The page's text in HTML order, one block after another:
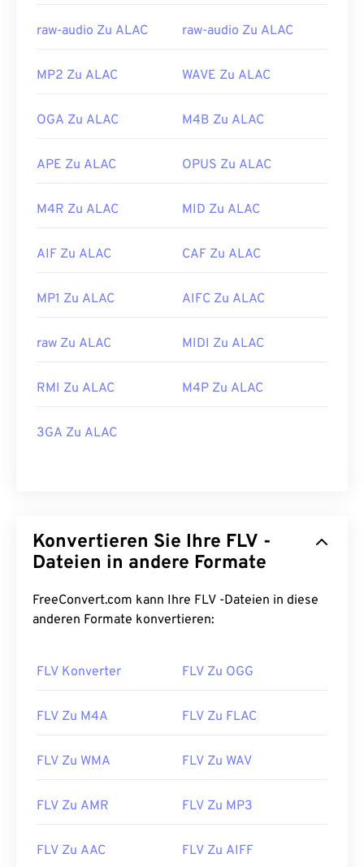
raw-audio Zu ALAC raw-audio Zu ALAC
MP2 Zu ALAC WAVE Zu ALAC
OGA Zu ALAC M4B Zu ALAC
APE Zu ALAC OPUS Zu ALAC
M4R Zu ALAC MID Zu ALAC
AIF Zu ALAC CAF Zu ALAC
MP1 Zu ALAC AIFC Zu ALAC
raw Zu ALAC MIDI Zu ALAC
RMI Zu ALAC M4P Zu ALAC
3GA Zu ALAC
Konvertieren Sie Ihre FLV -
Dateien in andere Formate
FreeConvert.com kann Ihre FLV -Dateien in diese
anderen Formate konvertieren:
FLV Konverter FLV Zu OGG
FLV Zu M4A FLV Zu FLAC
FLV Zu WMA FLV Zu WAV
FLV Zu AMR FLV Zu MP3
FLV Zu AAC FLV Zu AIFF